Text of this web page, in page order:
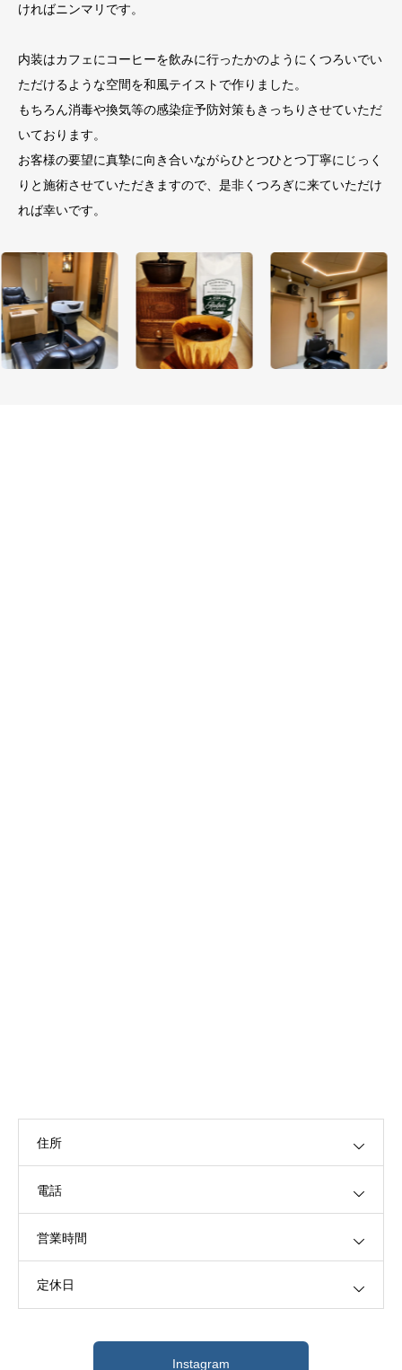
ければニンマリです。
内装はカフェにコーヒーを飲みに行ったかのようにくつろいでい
ただけるような空間を和風テイストで作りました。
もちろん消毒や換気等の感染症予防対策もきっちりさせていただ
いております。
お客様の要望に真摯に向き合いながらひとつひとつ丁寧にじっく
りと施術させていただきますので、是非くつろぎに来ていただけ
れば幸いです。
住所
電話
営業時間
定休日
Instagram